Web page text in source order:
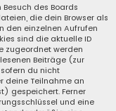
Besuch des Boards
die dein Browser als
den einzelnen Aufrufen
sind die aktuelle ID
zugeordnet werden
Beiträge (zur
du nicht
deine Teilnahme an
gespeichert. Ferner
und eine